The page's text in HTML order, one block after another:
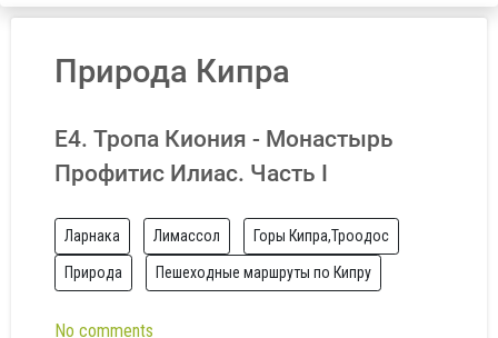
Природа Кипра
E4. Тропа Киония - Монастырь
Профитис Илиас. Часть I
Ларнака Лимассол Горы Кипра,Троодос
Природа Пешеходные маршруты по Кипру
No comments